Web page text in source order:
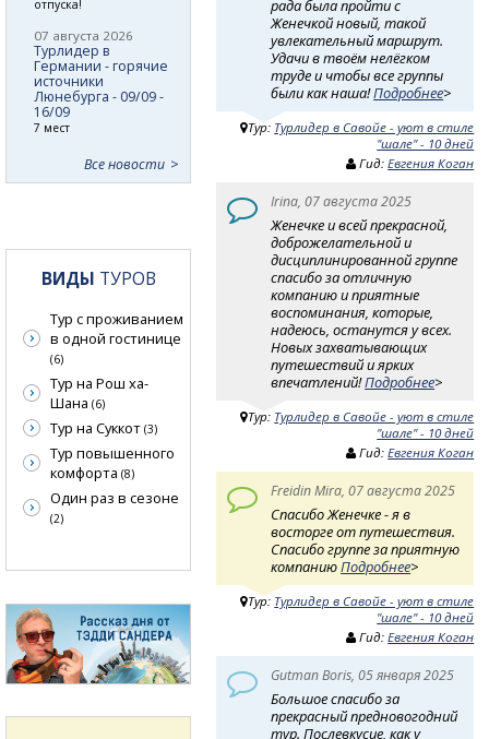
рада была пройти с
Женечкой новый, такой
увлекательный маршрут.
Удачи в твоём нелёгком
труде и чтобы все группы
были как наша!Подробнее>
Тур: Турлидер в Савойе - уют в стиле
"шале" - 10 дней
Гид:Евгения Коган
Irina, 07 августа 2025
Женечке и всей прекрасной,
доброжелательной и
дисциплинированной группе
спасибо за отличную
компанию и приятные
воспоминания, которые,
надеюсь, останутся у всех.
Новых захватывающих
путешествий и ярких
впечатлений!Подробнее>
Тур: Турлидер в Савойе - уют в стиле
"шале" - 10 дней
Гид:Евгения Коган
Freidin Mira, 07 августа 2025
Спасибо Женечке - я в
восторге от путешествия.
Спасибо группе за приятную
компаниюПодробнее>
Тур: Турлидер в Савойе - уют в стиле
"шале" - 10 дней
Гид:Евгения Коган
Gutman Boris, 05 января 2025
Большое спасибо за
прекрасный предновогодний
тур. Послевкусие, как у
отпуска!
07 августа 2026
Турлидер в
Германии - горячие
источники
Люнебурга - 09/09 -
16/09
7 мест
Все новости
ВИДЫ ТУРОВ
Тур с проживанием
в одной гостинице
(6)
Тур на Рош ха-
Шана (6)
Тур на Суккот (3)
Тур повышенного
комфорта (8)
Один раз в сезоне
(2)